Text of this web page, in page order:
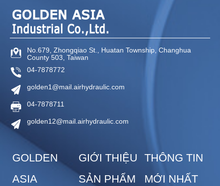
No.679, Zhongqiao St., Huatan Township, Changhua
County 503, Taiwan
04-7878772
golden1@mail.airhydraulic.com
04-7878711
golden12@mail.airhydraulic.com
GOLDEN
ASIA
GIỚI THIỆU
SẢN PHẨM
THÔNG TIN
MỚI NHẤT